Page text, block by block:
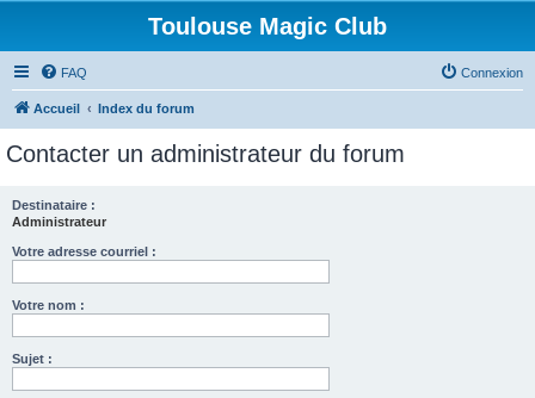
Toulouse Magic Club
FAQ Connexion
Accueil Index du forum
Contacter un administrateur du forum
Destinataire :
Administrateur
Votre adresse courriel :
Votre nom :
Sujet :